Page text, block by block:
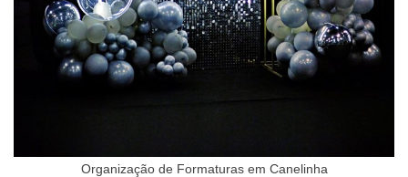
Organização de Formaturas em Canelinha